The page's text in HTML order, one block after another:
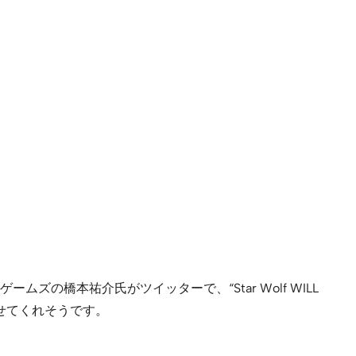
ームズの橋本祐介氏がツイッターで、“Star Wolf WILL
くれそうです。